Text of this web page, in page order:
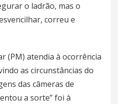
o ladrão, mas o
correu e
(PM) atendia à ocorrência
as circunstâncias do
das câmeras de
a sorte” foi à